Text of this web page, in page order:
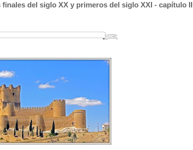
del siglo XX y primeros del siglo XXI - capítulo II